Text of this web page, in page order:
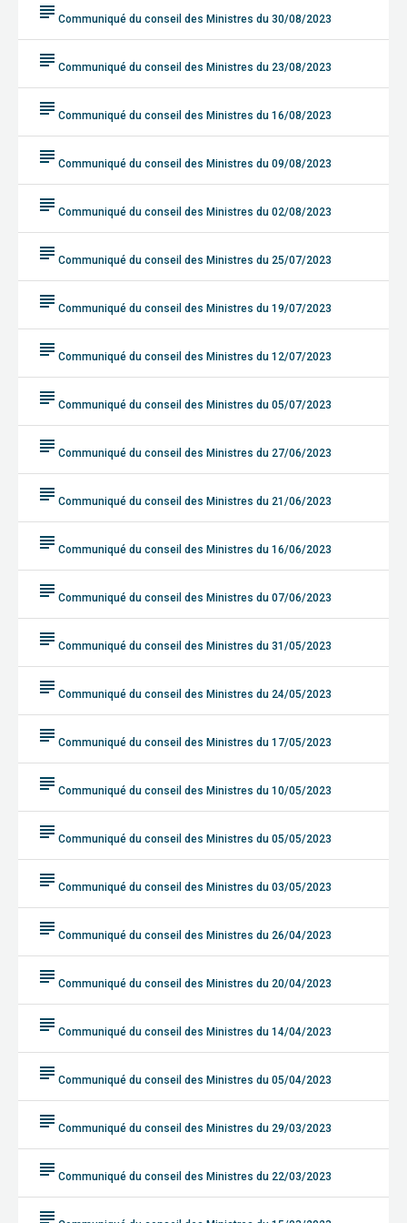
subject Communiqué du conseil des Ministres du 30/08/2023
subject Communiqué du conseil des Ministres du 23/08/2023
subject Communiqué du conseil des Ministres du 16/08/2023
subject Communiqué du conseil des Ministres du 09/08/2023
subject Communiqué du conseil des Ministres du 02/08/2023
subject Communiqué du conseil des Ministres du 25/07/2023
subject Communiqué du conseil des Ministres du 19/07/2023
subject Communiqué du conseil des Ministres du 12/07/2023
subject Communiqué du conseil des Ministres du 05/07/2023
subject Communiqué du conseil des Ministres du 27/06/2023
subject Communiqué du conseil des Ministres du 21/06/2023
subject Communiqué du conseil des Ministres du 16/06/2023
subject Communiqué du conseil des Ministres du 07/06/2023
subject Communiqué du conseil des Ministres du 31/05/2023
subject Communiqué du conseil des Ministres du 24/05/2023
subject Communiqué du conseil des Ministres du 17/05/2023
subject Communiqué du conseil des Ministres du 10/05/2023
subject Communiqué du conseil des Ministres du 05/05/2023
subject Communiqué du conseil des Ministres du 03/05/2023
subject Communiqué du conseil des Ministres du 26/04/2023
subject Communiqué du conseil des Ministres du 20/04/2023
subject Communiqué du conseil des Ministres du 14/04/2023
subject Communiqué du conseil des Ministres du 05/04/2023
subject Communiqué du conseil des Ministres du 29/03/2023
subject Communiqué du conseil des Ministres du 22/03/2023
subject